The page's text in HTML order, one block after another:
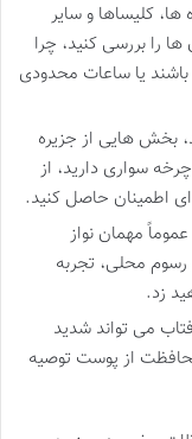
ها، کلیساها و سایر
را بررسی کنید، چرا
یا ساعات محدودی
بخش هایی از جزیره
سواری دارید، از
اطمینان حاصل کنید.
مهمان نواز
رسوم محلی، تجربه
زد.
می تواند شدید
از پوست توصیه